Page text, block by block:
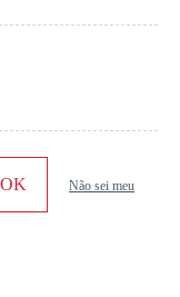
Não sei meu